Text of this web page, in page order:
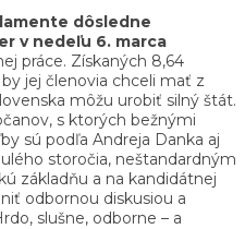
dôsledne
v nedeľu 6. marca
práce. Získaných 8,64
jej členovia chceli mať z
môžu urobiť silný štát.
s ktorých bežnými
sú podľa Andreja Danka aj
storočia, neštandardným
základňu a na kandidátnej
odbornou diskusiou a
slušne, odborne – a